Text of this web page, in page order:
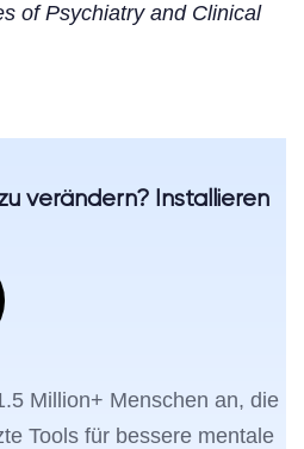
of Psychiatry and Clinical
verändern? Installieren
Million+ Menschen an, die
Tools für bessere mentale